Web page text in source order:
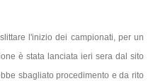
l'inizio dei campionati, per un
è stata lanciata ieri sera dal sito
sbagliato procedimento e da rito